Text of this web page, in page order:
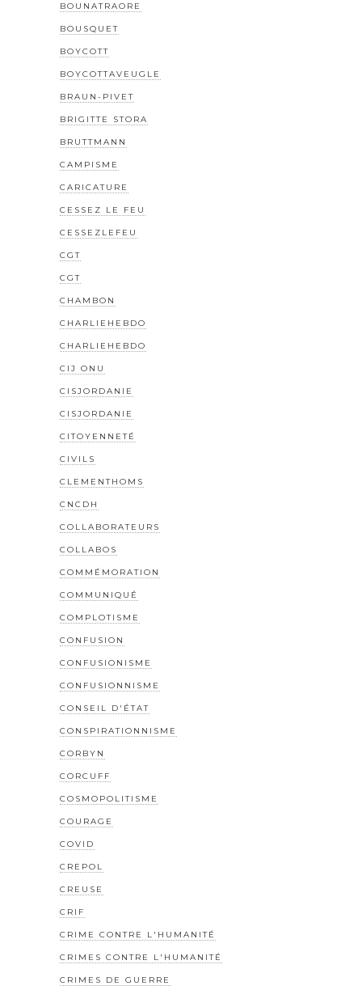
BOUNATRAORE
BOUSQUET
BOYCOTT
BOYCOTTAVEUGLE
BRAUN-PIVET
BRIGITTE STORA
BRUTTMANN
CAMPISME
CARICATURE
CESSEZ LE FEU
CESSEZLEFEU
CGT
CGT
CHAMBON
CHARLIEHEBDO
CHARLIEHEBDO
CIJ ONU
CISJORDANIE
CISJORDANIE
CITOYENNETÉ
CIVILS
CLEMENTHOMS
CNCDH
COLLABORATEURS
COLLABOS
COMMÉMORATION
COMMUNIQUÉ
COMPLOTISME
CONFUSION
CONFUSIONISME
CONFUSIONNISME
CONSEIL D'ÉTAT
CONSPIRATIONNISME
CORBYN
CORCUFF
COSMOPOLITISME
COURAGE
COVID
CREPOL
CREUSE
CRIF
CRIME CONTRE L'HUMANITÉ
CRIMES CONTRE L'HUMANITÉ
CRIMES DE GUERRE